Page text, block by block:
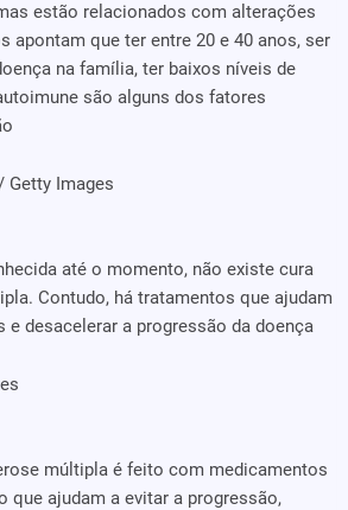
estão relacionados com alterações
apontam que ter entre 20 e 40 anos, ser
na família, ter baixos níveis de
são alguns dos fatores
Getty Images
até o momento, não existe cura
Contudo, há tratamentos que ajudam
e desacelerar a progressão da doença
múltipla é feito com medicamentos
que ajudam a evitar a progressão,